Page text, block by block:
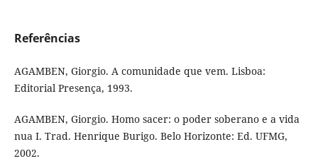
Referências
AGAMBEN, Giorgio. A comunidade que vem. Lisboa:
Editorial Presença, 1993.
AGAMBEN, Giorgio. Homo sacer: o poder soberano e a vida
nua I. Trad. Henrique Burigo. Belo Horizonte: Ed. UFMG,
2002.